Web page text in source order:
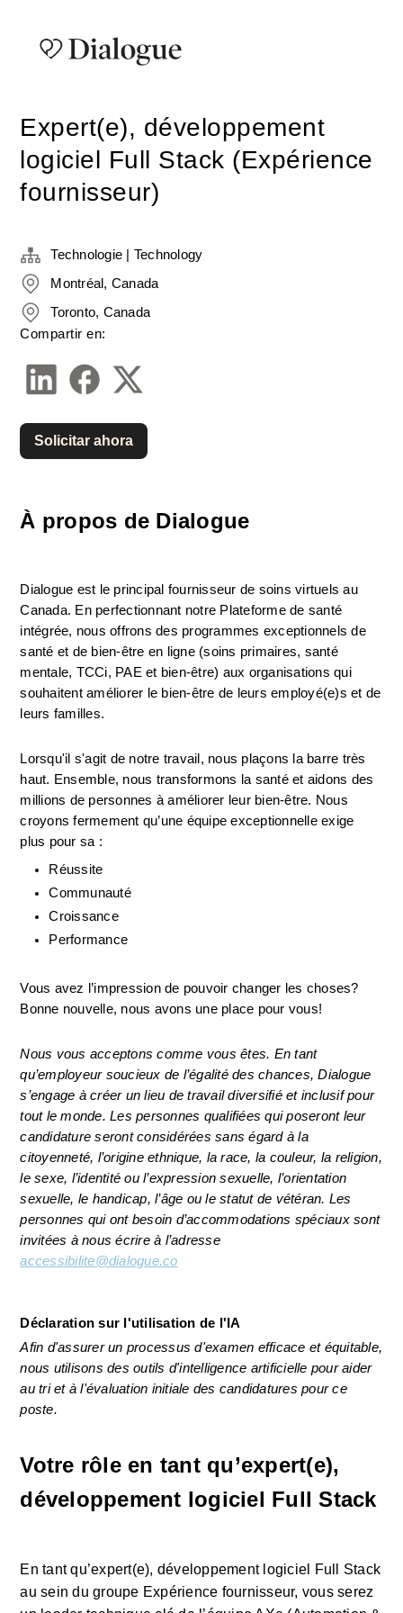
Expert(e), développement
logiciel Full Stack (Expérience
fournisseur)
À propos de Dialogue
Dialogue est le principal fournisseur de soins virtuels au
Canada. En perfectionnant notre Plateforme de santé
intégrée, nous offrons des programmes exceptionnels de
santé et de bien-être en ligne (soins primaires, santé
mentale, TCCi, PAE et bien-être) aux organisations qui
souhaitent améliorer le bien-être de leurs employé(e)s et de
leurs familles.
Lorsqu'il s'agit de notre travail, nous plaçons la barre très
haut. Ensemble, nous transformons la santé et aidons des
millions de personnes à améliorer leur bien-être. Nous
croyons fermement qu’une équipe exceptionnelle exige
plus pour sa :
Réussite
Communauté
Croissance
Performance
Vous avez l’impression de pouvoir changer les choses?
Bonne nouvelle, nous avons une place pour vous!
Nous vous acceptons comme vous êtes. En tant
qu’employeur soucieux de l’égalité des chances, Dialogue
s’engage à créer un lieu de travail diversifié et inclusif pour
tout le monde. Les personnes qualifiées qui poseront leur
candidature seront considérées sans égard à la
citoyenneté, l’origine ethnique, la race, la couleur, la religion,
le sexe, l’identité ou l’expression sexuelle, l’orientation
sexuelle, le handicap, l’âge ou le statut de vétéran. Les
personnes qui ont besoin d’accommodations spéciaux sont
invitées à nous écrire à l’adresse
accessibilite@dialogue.co
Déclaration sur l'utilisation de l'IA
Afin d'assurer un processus d'examen efficace et équitable,
nous utilisons des outils d'intelligence artificielle pour aider
au tri et à l'évaluation initiale des candidatures pour ce
poste.
Votre rôle en tant qu’expert(e),
développement logiciel Full Stack
En tant qu’expert(e), développement logiciel Full Stack
au sein du groupe Expérience fournisseur, vous serez
Technologie | Technology
Montréal, Canada
Toronto, Canada
Compartir en:
Solicitar ahora